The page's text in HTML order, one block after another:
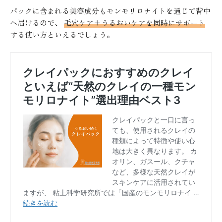
パックに含まれる美容成分もモンモリロナイトを通じて背中
へ届けるので、 毛穴ケア＋うるおいケアを同時にサポート
する使い方といえるでしょう。